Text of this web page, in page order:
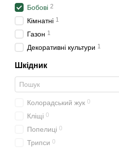
Бобові 2
Кімнатні 1
Газон 1
Декоративні культури 1
Шкідник
Колорадський жук 0
Кліщі 0
Попелиці 0
Трипси 0